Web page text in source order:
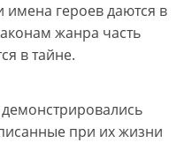
имена героев даются в
жанра часть
в тайне.
при их жизни